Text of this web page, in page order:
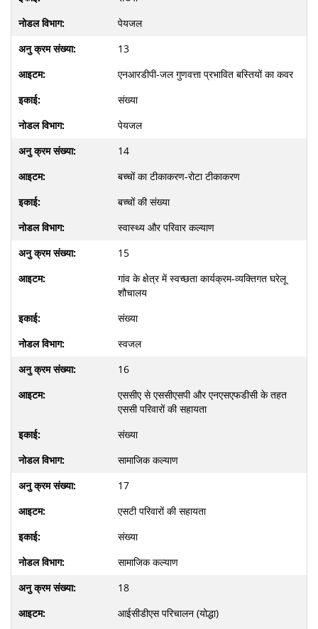
पेयजल
13
एनआरडीपी-जल गुणवत्ता प्रभावित बस्तियों का कवर
संख्या
पेयजल
14
बच्चों का टीकाकरण-रोटा टीकाकरण
बच्चों की संख्या
स्वास्थ्य और परिवार कल्याण
15
गांव के क्षेत्र में स्वच्छता कार्यक्रम-व्यक्तिगत घरेलू
शौचालय
संख्या
स्वजल
16
एससीए से एससीएसपी और एनएसएफडीसी के तहत
एससी परिवारों की सहायता
संख्या
सामाजिक कल्याण
17
एसटी परिवारों की सहायता
संख्या
सामाजिक कल्याण
18
आईसीडीएस परिचालन (योद्धा)